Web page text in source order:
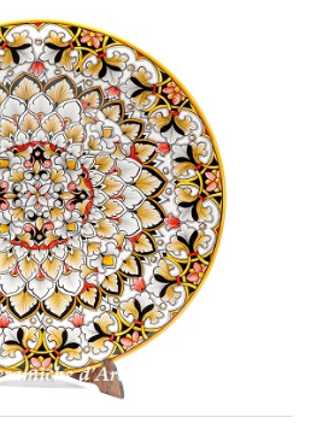
1.898,50€